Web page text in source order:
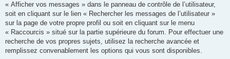
« Afficher vos messages » dans le panneau de contrôle de l’utilisateur,
soit en cliquant sur le lien « Rechercher les messages de l’utilisateur »
sur la page de votre propre profil ou soit en cliquant sur le menu
« Raccourcis » situé sur la partie supérieure du forum. Pour effectuer une
recherche de vos propres sujets, utilisez la recherche avancée et
remplissez convenablement les options qui vous sont disponibles.